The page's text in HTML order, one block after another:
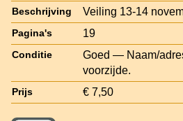
Beschrijving Veiling 13-14
Pagina's 19
Conditie
Goed — Naam/
voorzijde.
Prijs € 7,50